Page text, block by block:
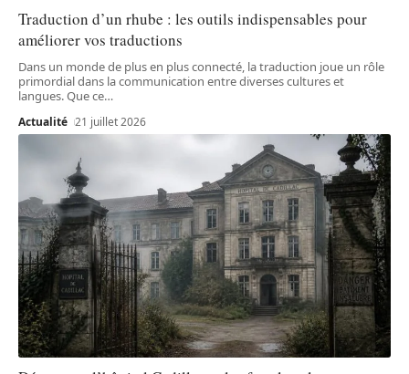
Traduction d’un rhube : les outils indispensables pour
améliorer vos traductions
Dans un monde de plus en plus connecté, la traduction joue un rôle
primordial dans la communication entre diverses cultures et
langues. Que ce…
Actualité 21 juillet 2026